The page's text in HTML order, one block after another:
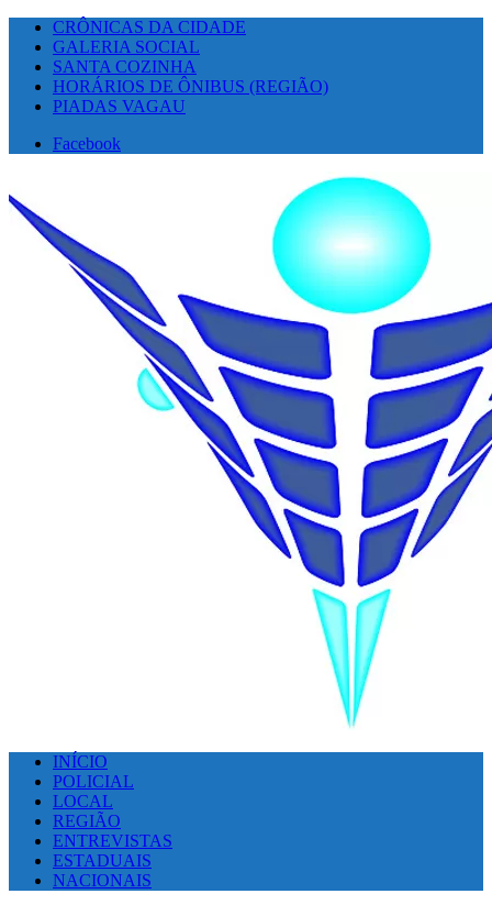
CRÔNICAS DA CIDADE
GALERIA SOCIAL
SANTA COZINHA
HORÁRIOS DE ÔNIBUS (REGIÃO)
PIADAS VAGAU
Facebook
INÍCIO
POLICIAL
LOCAL
REGIÃO
ENTREVISTAS
ESTADUAIS
NACIONAIS